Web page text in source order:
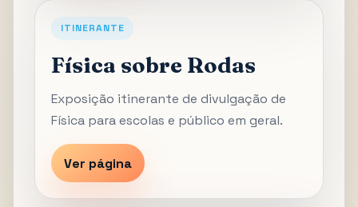
ITINERANTE
Física sobre Rodas
Exposição itinerante de divulgação de
Física para escolas e público em geral.
Ver página